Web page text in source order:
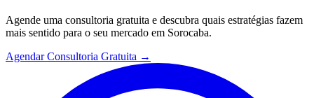
Agende uma consultoria gratuita e descubra quais estratégias fazem
mais sentido para o seu mercado em Sorocaba.
Agendar Consultoria Gratuita →